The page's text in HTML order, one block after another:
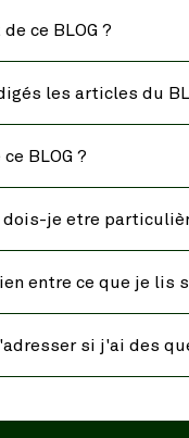
ce BLOG ?
les articles du
BLOG ?
dois-je etre
entre ce que je lis
si j'ai des